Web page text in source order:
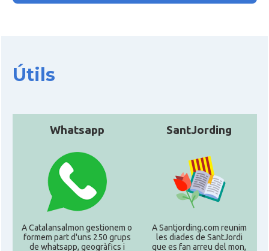
Útils
Whatsapp
A Catalansalmon gestionem o
formem part d'uns 250 grups
de whatsapp, geogràfics i
SantJording
A Santjording.com reunim
les diades de SantJordi
que es fan arreu del mon,